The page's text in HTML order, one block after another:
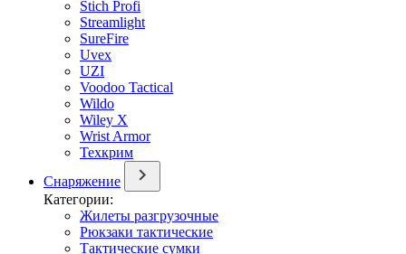
Stich Profi
Streamlight
SureFire
Uvex
UZI
Voodoo Tactical
Wildo
Wiley X
Wrist Armor
Техкрим
Снаряжение
Категории:
Жилеты разгрузочные
Рюкзаки тактические
Тактические сумки